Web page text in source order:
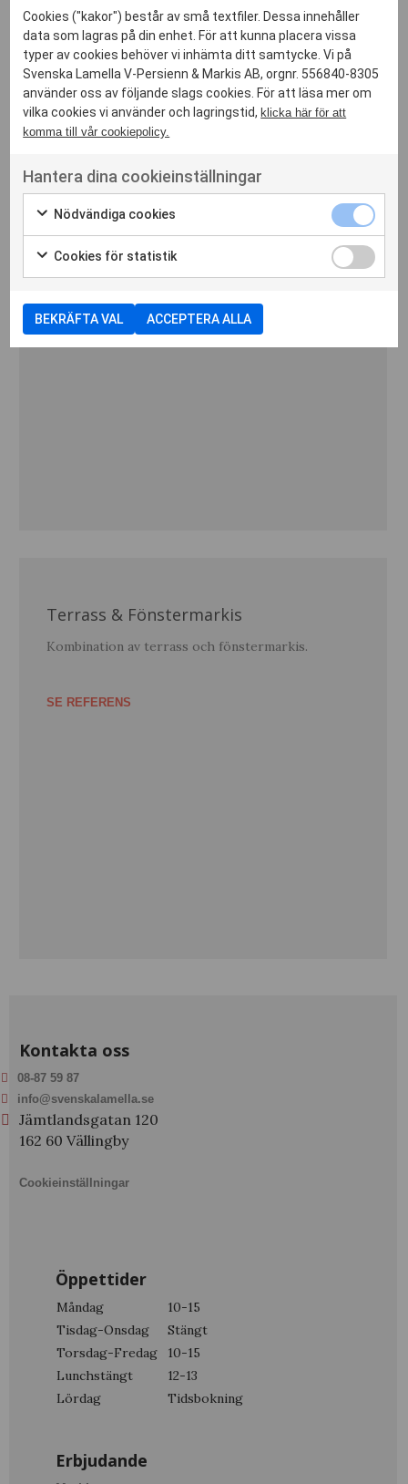
Fönstermarkis T320
Klassisk fönstermarkis.
SE REFERENS
Terrass & Fönstermarkis
Kombination av terrass och fönstermarkis.
SE REFERENS
Kontakta oss
08-87 59 87
info@svenskalamella.se
Jämtlandsgatan 120
162 60 Vällingby
Cookieinställningar
Öppettider
Måndag
10-15
Tisdag-Onsdag
Stängt
Torsdag-Fredag
10-15
Lunchstängt
12-13
Lördag
Tidsbokning
Erbjudande
Cookies ("kakor") består av små textfiler. Dessa innehåller
data som lagras på din enhet. För att kunna placera vissa
typer av cookies behöver vi inhämta ditt samtycke. Vi på
Svenska Lamella V-Persienn & Markis AB, orgnr. 556840-8305
använder oss av följande slags cookies. För att läsa mer om
vilka cookies vi använder och lagringstid,klicka här för att
komma till vår cookiepolicy.
Hantera dina cookieinställningar
Nödvändiga cookies
Cookies för statistik
BEKRÄFTA VAL ACCEPTERA ALLA